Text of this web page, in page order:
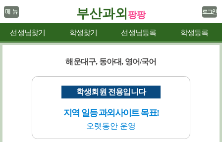
부산과외 팡팡
선생님찾기 학생찾기 선생님등록 학생등록
해운대구, 동아대, 영어/국어
학생회원 전용입니다
지역 일등 과외사이트 목표!
오랫동안 운영